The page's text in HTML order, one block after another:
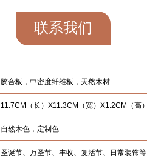
联系我们
胶合板，中密度纤维板，天然木材
11.7CM（长）X11.3CM（宽）X1.2CM（高）
自然木色，定制色
圣诞节、万圣节、丰收、复活节、日常装饰等